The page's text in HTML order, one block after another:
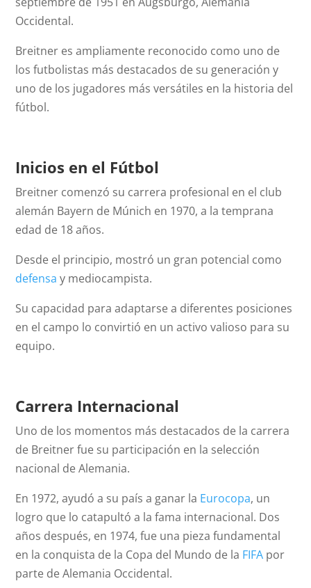
Occidental.
Breitner es ampliamente reconocido como uno de
los futbolistas más destacados de su generación y
uno de los jugadores más versátiles en la historia del
fútbol.
Inicios en el Fútbol
Breitner comenzó su carrera profesional en el club
alemán Bayern de Múnich en 1970, a la temprana
edad de 18 años.
Desde el principio, mostró un gran potencial como
defensa y mediocampista.
Su capacidad para adaptarse a diferentes posiciones
en el campo lo convirtió en un activo valioso para su
equipo.
Carrera Internacional
Uno de los momentos más destacados de la carrera
de Breitner fue su participación en la selección
nacional de Alemania.
En 1972, ayudó a su país a ganar la Eurocopa, un
logro que lo catapultó a la fama internacional. Dos
años después, en 1974, fue una pieza fundamental
en la conquista de la Copa del Mundo de la FIFA por
parte de Alemania Occidental.